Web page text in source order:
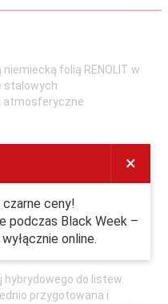
folią RENOLIT w
stalowych
atmosferyczne
do listew.
przygotowana i
×
ceny!
podczas Black Week –
online.